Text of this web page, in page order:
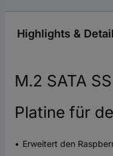
Highlights &
M.2 SATA
Platine für
Erweitert den